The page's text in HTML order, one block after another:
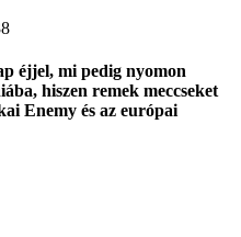
éjjel, mi pedig nyomon
hiszen remek meccseket
Enemy és az európai